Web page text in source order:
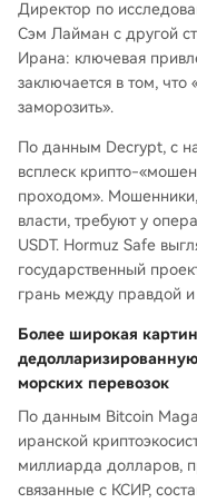
Директор по
Сэм Лайман с другой
Ирана: ключевая
заключается в том, что
заморозить».
По данным Decrypt, с
всплеск крипто-
проходом».
власти, требуют у
USDT. Hormuz Safe
государственный
грань между правдой
Более широкая
морских перевозок
По данным Bitcoin
иранской
миллиарда долларов,
связанные с КСИР,